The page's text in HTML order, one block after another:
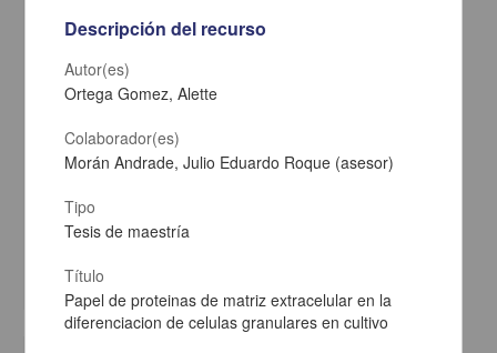
Caracterizacion del patron de desplegamiento de la triosa fosfato
isomerasa (TIM) de Trypanosoma brucei con urea y cloruro de
Chanez Cárdenas, Maria Elena
Medicina y Ciencias de la Salud
Descripción del recurso
Autor(es)
Ortega Gomez, Alette
Colaborador(es)
Morán Andrade, Julio Eduardo Roque (asesor)
Tipo
Tesis de maestría
Título
Papel de proteinas de matriz extracelular en la
diferenciacion de celulas granulares en cultivo